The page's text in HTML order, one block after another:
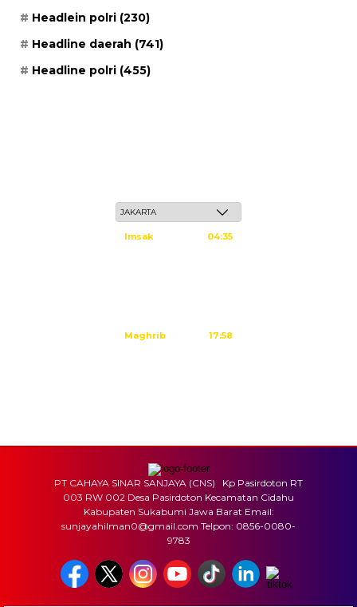
Headlein polri (230)
Headline daerah (741)
Headline polri (455)
Imsak 04:35
Maghrib 17:58
PT CAHAYA SINAR SANJAYA (CNS) Kp Pasirdoton RT
003 RW 002 Desa Pasirdoton Kecamatan Cidahu
Kabupaten Sukabumi Jawa Barat Email:
sunjayahilman0@gmail.com Telpon: 0856-0080-
9783